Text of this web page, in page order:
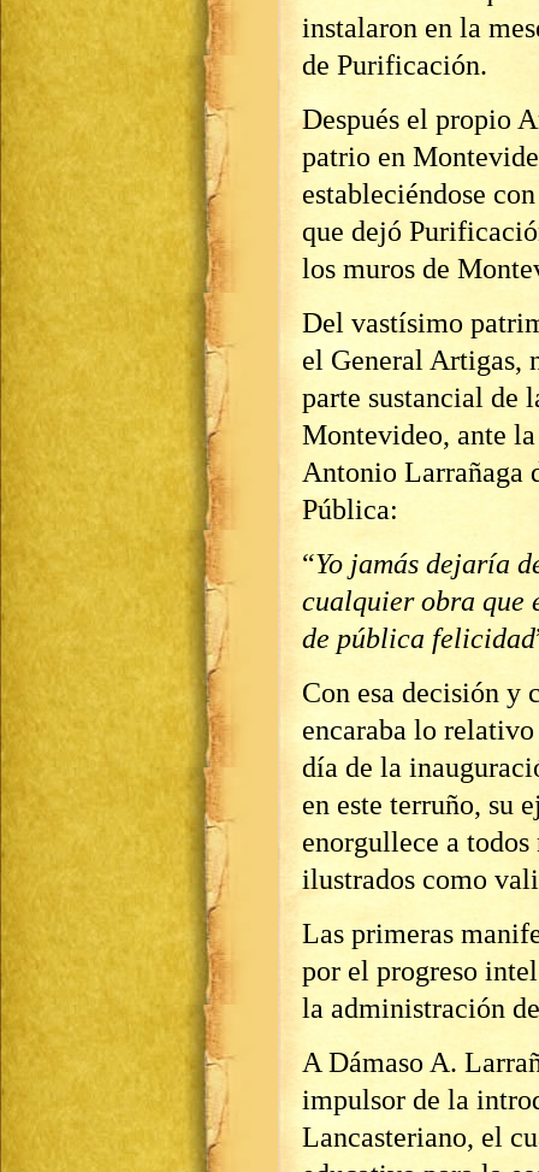
instalaron en la
de Purificación.
Después el propio
patrio en
estableciéndose
que dejó
los muros de
Del vastísimo
el General Artigas,
parte sustancial de
Montevideo, ante
Antonio Larrañaga
Pública:
“Yo jamás dejaría
cualquier obra que
de pública felicidad
Con esa decisión y
encaraba lo
día de la
en este terruño, su
enorgullece a todos
ilustrados como
Las primeras
por el progreso
la administración
A Dámaso A.
impulsor de la
Lancasteriano, el